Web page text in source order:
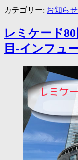
カテゴリー: お知らせ
レミケード
目-インフュ